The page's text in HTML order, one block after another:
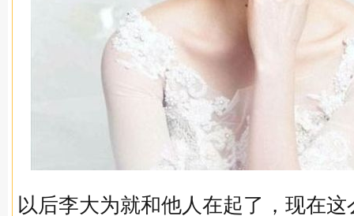
以后李大为就和他人在起了，现在